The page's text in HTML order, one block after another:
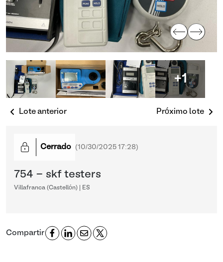
+1
Lote anterior Próximo lote
Cerrado (10/30/2025 17:28)
754 - skf testers
Villafranca (Castellón) | ES
Compartir